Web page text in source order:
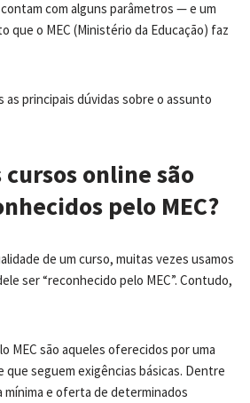
com alguns parâmetros — e um
que o MEC (Ministério da Educação) faz
as principais dúvidas sobre o assunto
online são
pelo MEC?
de um curso, muitas vezes usamos
ser “reconhecido pelo MEC”. Contudo,
MEC são aqueles oferecidos por uma
seguem exigências básicas. Dentre
mínima e oferta de determinados